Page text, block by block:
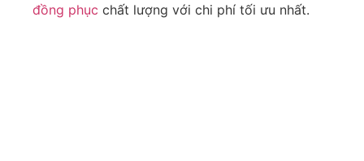
đồng phục chất lượng với chi phí tối ưu nhất.